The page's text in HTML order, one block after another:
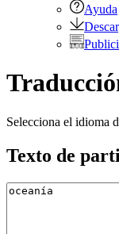
Ayuda
Selecciona el idioma
Texto de